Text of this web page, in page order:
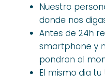
Nuestro
donde nos
Antes de 24h
smartphone y
pondran al
El mismo dia